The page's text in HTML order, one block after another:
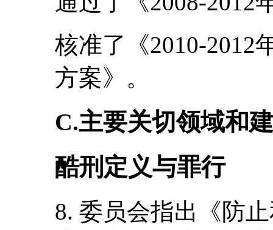
核准了《2010-2012
方案》。
C.主要关切领域和
酷刑定义与罪行
8. 委员会指出《防